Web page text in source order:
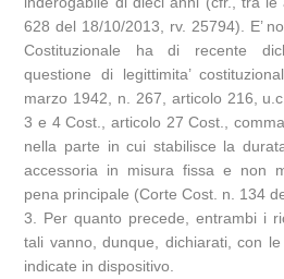
628 del 18/10/2013, rv. 25794). E’
Costituzionale ha di recente
questione di legittimita’
marzo 1942, n. 267, articolo 216,
3 e 4 Cost., articolo 27 Cost.,
nella parte in cui stabilisce la
accessoria in misura fissa e non
pena principale (Corte Cost. n. 134
3. Per quanto precede, entrambi i
tali vanno, dunque, dichiarati, con
indicate in dispositivo.